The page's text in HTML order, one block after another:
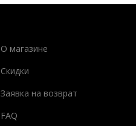
О магазине
Скидки
Заявка на возврат
FAQ